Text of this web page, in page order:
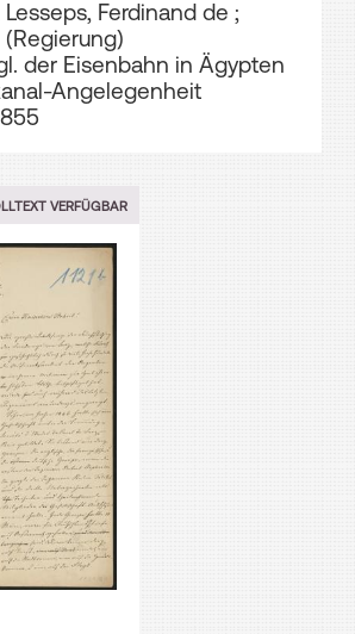
Lesseps, Ferdinand de ;
der Eisenbahn in Ägypten
Angelegenheit
VERFÜGBAR